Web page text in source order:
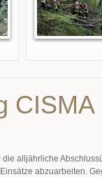
CISMA
alljährliche
abzuarbeiten.